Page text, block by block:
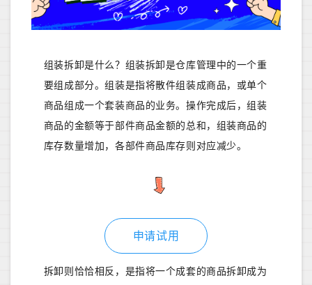
组装拆卸是什么？组装拆卸是仓库管理中的一个重
要组成部分。组装是指将散件组装成商品，或单个
商品组成一个套装商品的业务。操作完成后，组装
商品的金额等于部件商品金额的总和，组装商品的
库存数量增加，各部件商品库存则对应减少。
申请试用
拆卸则恰恰相反，是指将一个成套的商品拆卸成为